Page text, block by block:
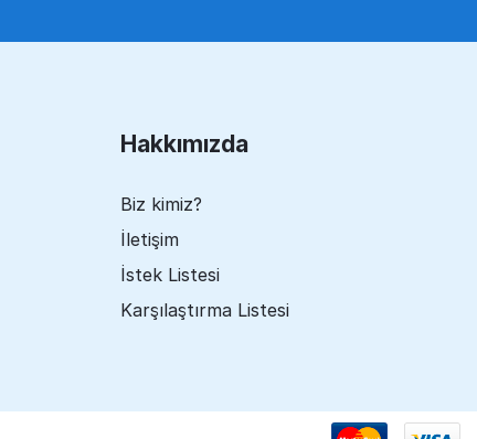
Hakkımızda
Biz kimiz?
İletişim
İstek Listesi
Karşılaştırma Listesi